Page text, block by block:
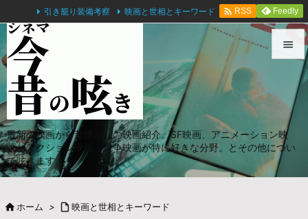
最新の映画から昔懐かしの映画紹介。SF映画、アニメーション映
画、アクション映画、戦争映画が特に好きな分野。とその他につい
て呟きます。

メニュ

サイド

前へ

引き籠り装備考察 映画と世相とキーワード  RSS Feedly
 ホーム >  映画と世相とキーワード